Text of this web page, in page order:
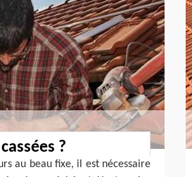
?
au beau fixe, il est nécessaire